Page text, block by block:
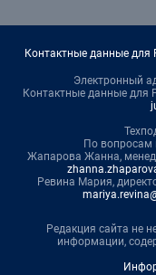
Контактные данные для
Электронный
Контактные данные для
По вопросам
Жапарова Жанна,
Ревина Мария,
Редакция сайта не
информации,